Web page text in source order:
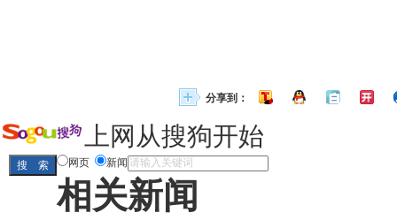
分享到：
上网从搜狗开始
网页 新闻
相关新闻